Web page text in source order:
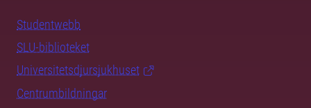
Studentwebb
SLU-biblioteket
Universitetsdjursjukhuset
Centrumbildningar